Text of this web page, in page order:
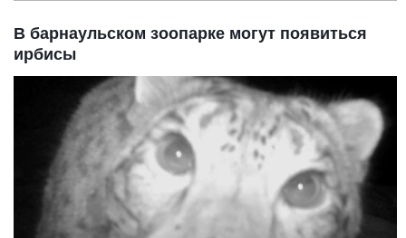
В барнаульском зоопарке могут появиться
ирбисы